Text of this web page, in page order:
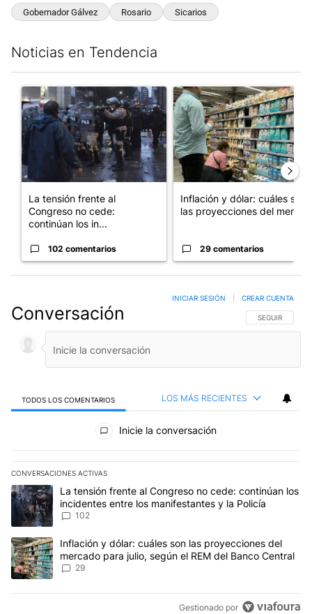
Gobernador Gálvez Rosario Sicarios
Noticias en Tendencia
Un artículo de tendencia con el título "La tensión frente al
La tensión frente al
Congreso no cede:
continúan los in...
102 comentarios
Un artículo de tendencia con
Inflación y dólar: cuáles son
las proyecciones del merc...
29 comentarios
Conversación SIGA ESTA
SEGUIR
INICIAR SESIÓN CREAR CUENTA
TODOS LOS COMENTARIOS LOS MÁS RECIENTES
Todos los comentarios
Inicie la conversación
CONVERSACIONES ACTIVAS
Este listado muestra los artículos con más comentarios en los
Un artículo de tendencia con el título "La tensión frente al
La tensión frente al Congreso no cede: continúan los
incidentes entre los manifestantes y la Policía
102
Un artículo de tendencia con el título "Inflación y dólar: cuáles
Inflación y dólar: cuáles son las proyecciones del
mercado para julio, según el REM del Banco Central
29
Gestionado por